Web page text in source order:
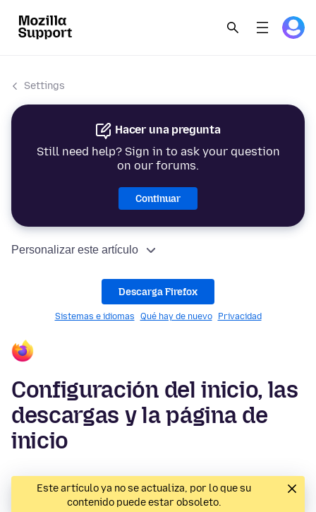
Settings
Hacer una pregunta
Still need help? Sign in to ask your question
on our forums.
Continuar
Personalizar este artículo
Descarga Firefox
Sistemas e idiomas Qué hay de nuevo Privacidad
Configuración del inicio, las
descargas y la página de
inicio
Este artículo ya no se actualiza, por lo que su
contenido puede estar obsoleto.